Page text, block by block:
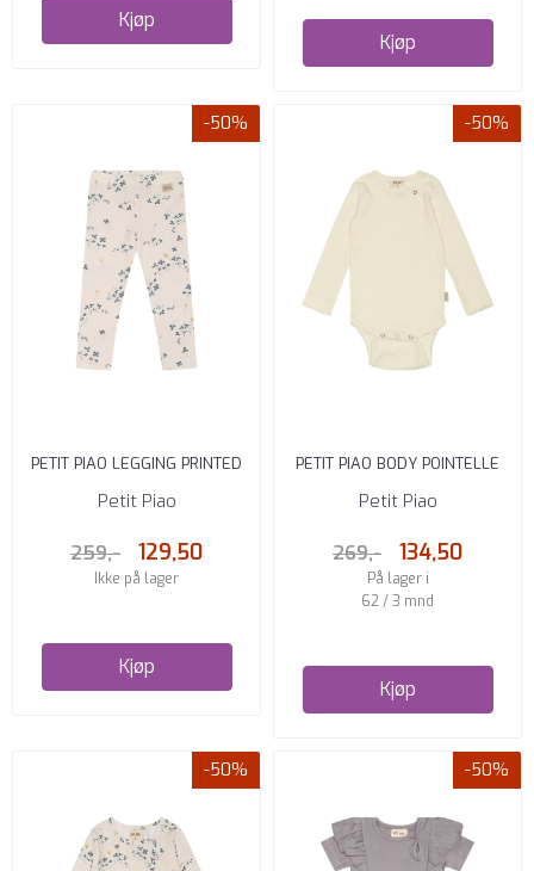
Kjøp
Kjøp
-50%
PETIT PIAO LEGGING PRINTED
CLOVER
Petit Piao
259,- 129,50
Ikke på lager
Kjøp
-50%
PETIT PIAO BODY POINTELLE
OFFWHITE
Petit Piao
269,- 134,50
På lager i
62 / 3 mnd
Kjøp
-50% -50%